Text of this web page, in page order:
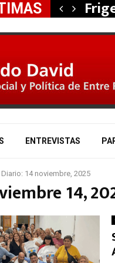
ENTREVISTAS
14 noviembre, 2025
14,